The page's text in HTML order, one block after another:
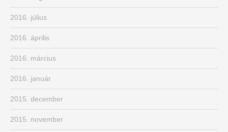
2016. július
2016. április
2016. március
2016. január
2015. december
2015. november